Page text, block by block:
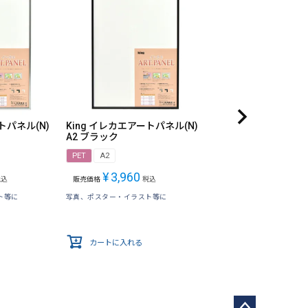
パネル(N)
等に
King イレカエアートパネル(N)
A2 ブラック
PET A2
販売価格 ¥3,960 税込
写真、ポスター・イラスト等に
カートに入れる